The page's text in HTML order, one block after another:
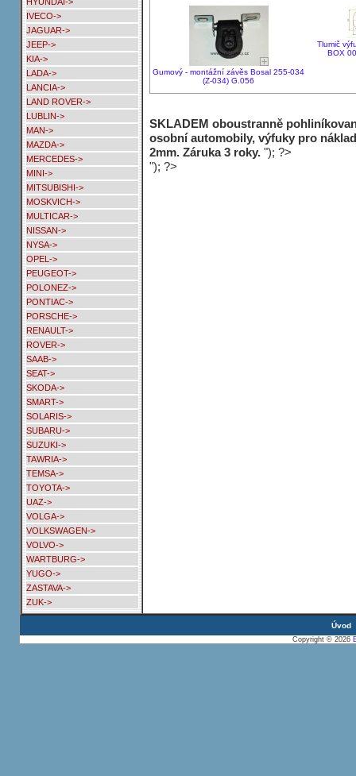
IVECO->
JAGUAR->
JEEP->
KIA->
LADA->
LANCIA->
LAND ROVER->
LUBLIN->
MAN->
MAZDA->
MERCEDES->
MINI->
MITSUBISHI->
MOSKVICH->
MULTICAR->
NISSAN->
NYSA->
OPEL->
PEUGEOT->
POLONEZ->
PONTIAC->
PORSCHE->
RENAULT->
ROVER->
SAAB->
SEAT->
SKODA->
SMART->
SOLARIS->
SUBARU->
SUZUKI->
TAWRIA->
TEMSA->
TOYOTA->
UAZ->
VOLGA->
VOLKSWAGEN->
VOLVO->
WARTBURG->
YUGO->
ZASTAVA->
ZUK->
Gumový - montážní závěs Bosal 255-034
(Z-034) G.056
Tlumič
BOX
SKLADEM oboustranně
osobní automobily, výfuky pro
2mm. Záruka 3 roky. "); ?>
"); ?>
Úvod
Copyright © 2026